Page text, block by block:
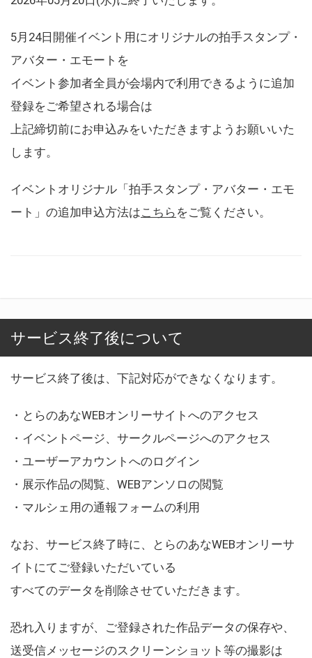
5月24日開催イベント用にオリジナルの拍手スタンプ・
アバター・エモートを
イベント参加者全員が会場内で利用できるように追加
登録をご希望される場合は
上記締切前にお申込みをいただきますようお願いいた
します。
イベントオリジナル「拍手スタンプ・アバター・エモ
ート」の追加申込方法はこちら をご覧ください。
サービス終了後について
サービス終了後は、下記対応ができなくなります。
・とらのあなWEBオンリーサイトへのアクセス
・イベントページ、サークルページへのアクセス
・ユーザーアカウントへのログイン
・展示作品の閲覧、WEBアンソロの閲覧
・マルシェ用の通報フォームの利用
なお、サービス終了時に、とらのあなWEBオンリーサ
イトにてご登録いただいている
すべてのデータを削除させていただきます。
恐れ入りますが、ご登録された作品データの保存や、
送受信メッセージのスクリーンショット等の撮影は